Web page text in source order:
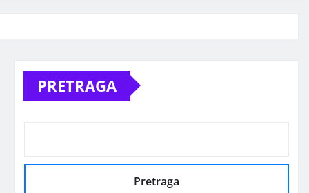
PRETRAGA
Pretraga